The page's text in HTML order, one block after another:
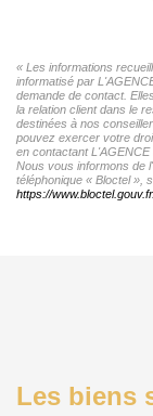
« Les informations
informatisé par
demande de contact.
la relation client dans le
destinées à nos
pouvez exercer votre
en contactant L'AGENCE
Nous vous informons de
téléphonique « Bloctel »,
https://
Les biens